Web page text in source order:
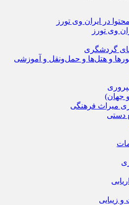
در ایران وی تورز
وی تورز
گردشگری
و هتل‌ها و حمل‌و‌نقل و آموزشی
جهان)
میراث فرهنگی
دستی
زیبایی